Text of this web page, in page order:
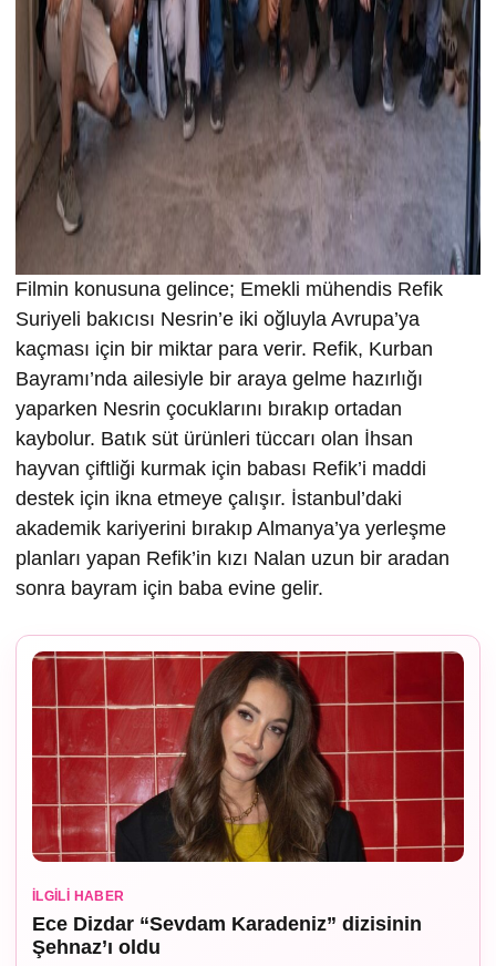
Filmin konusuna gelince; Emekli mühendis Refik
Suriyeli bakıcısı Nesrin’e iki oğluyla Avrupa’ya
kaçması için bir miktar para verir. Refik, Kurban
Bayramı’nda ailesiyle bir araya gelme hazırlığı
yaparken Nesrin çocuklarını bırakıp ortadan
kaybolur. Batık süt ürünleri tüccarı olan İhsan
hayvan çiftliği kurmak için babası Refik’i maddi
destek için ikna etmeye çalışır. İstanbul’daki
akademik kariyerini bırakıp Almanya’ya yerleşme
planları yapan Refik’in kızı Nalan uzun bir aradan
sonra bayram için baba evine gelir.
İLGILI HABER
Ece Dizdar “Sevdam Karadeniz” dizisinin
Şehnaz’ı oldu